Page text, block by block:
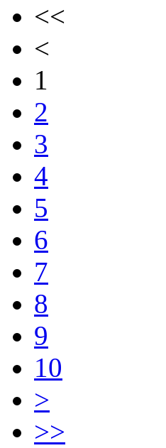
<<
<
1
2
3
4
5
6
7
8
9
10
>
>>